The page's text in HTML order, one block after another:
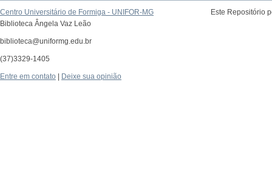
Centro Universitário de Formiga - UNIFOR-MG
Biblioteca Ângela Vaz Leão
biblioteca@uniformg.edu.br
(37)3329-1405
Este Repositório
Entre em contato Deixe sua opinião